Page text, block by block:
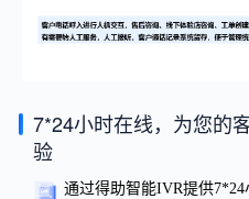
7*24小时在线，为您的
验
通过得助智能IVR提供